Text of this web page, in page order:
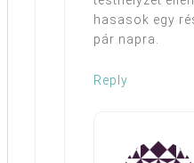
hasasok egy
pár napra.
Reply